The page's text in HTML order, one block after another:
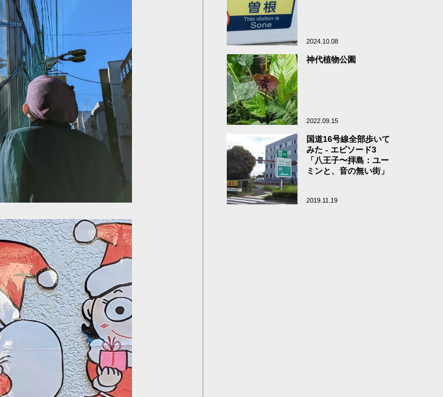
2024.10.08
神代植物公園
2022.09.15
国道16号線全部歩いて
みた - エピソード3
「八王子〜拝島：ユー
ミンと、音の無い街」
2019.11.19